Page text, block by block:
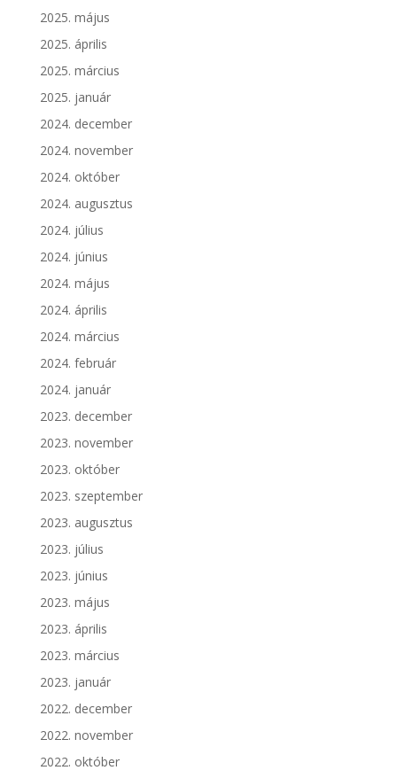
2025. május
2025. április
2025. március
2025. január
2024. december
2024. november
2024. október
2024. augusztus
2024. július
2024. június
2024. május
2024. április
2024. március
2024. február
2024. január
2023. december
2023. november
2023. október
2023. szeptember
2023. augusztus
2023. július
2023. június
2023. május
2023. április
2023. március
2023. január
2022. december
2022. november
2022. október